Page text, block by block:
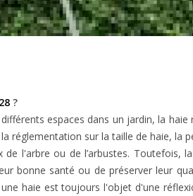
?
espaces dans un jardin, la haie
sur la taille de haie, la
l'arbre ou de l’arbustes. Toutefois,
bonne santé ou de préserver leur
haie est toujours l'objet d'une